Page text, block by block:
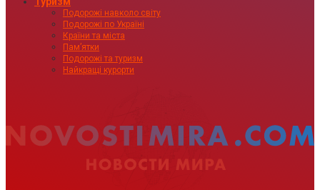
Подорожі навколо світу
Подорожі по Україні
Країни та міста
Пам’ятки
Подорожі та туризм
Найкращі курорти